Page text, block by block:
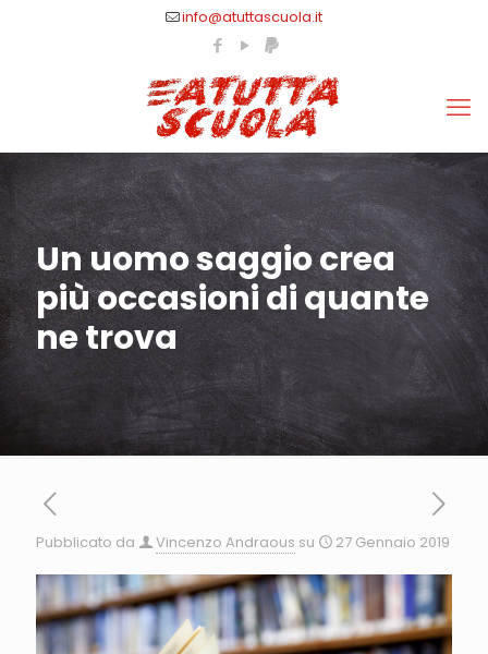
info@atuttascuola.it
Un uomo saggio crea
più occasioni di quante
ne trova
Pubblicato da Vincenzo Andraous su 27 Gennaio 2019